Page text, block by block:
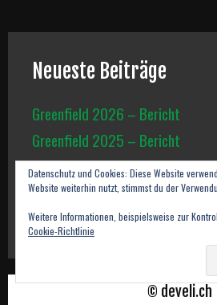
Neueste Beiträge
Greenfield 2026 – Bericht
Greenfield 2025 – Bericht
Shooting: Kriegerelfen
Greenfield 2024 – Bericht
Greenfield 2023 – Bericht
© develi.ch
Datenschutz und Cookies: Diese Website
Website weiterhin nutzt, stimmst du der
Weitere Informationen, beispielsweise zur
Cookie-Richtlinie